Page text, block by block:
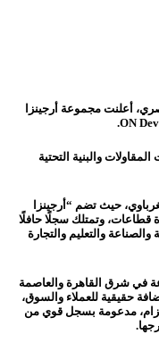
أعلنت مجموعة أرجينزا
والبنية التحتية
حيث تضم “أرجينزا
قطاعات، وتمتلك سجلًا حافلًا
والتعليم والتجارة
في شرق القاهرة والعاصمة
حقيقية للعملاء والسوق،
مدعومة بسجل قوي من